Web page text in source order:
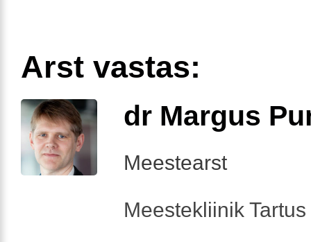
Arst vastas:
dr Margus
Meestearst
Meestekliinik